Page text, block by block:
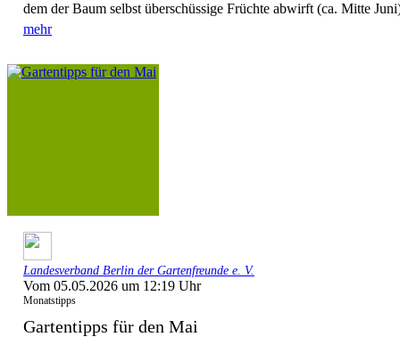
dem der Baum selbst überschüssige Früchte abwirft (ca. Mitte
mehr
Landesverband Berlin der Gartenfreunde e. V.
Vom 05.05.2026 um 12:19 Uhr
Monatstipps
Gartentipps für den Mai